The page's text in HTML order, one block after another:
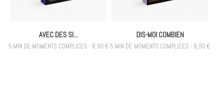
AVEC DES SI...
5 MIN DE MOMENTS COMPLICES - 8,90 €
DIS-MOI COMBIEN
5 MIN DE MOMENTS COMPLICES - 8,90 €